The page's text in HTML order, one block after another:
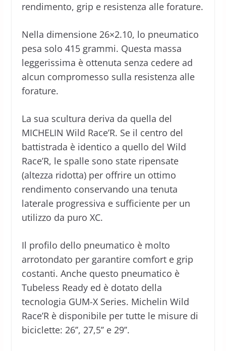
rendimento, grip e resistenza alle forature.
Nella dimensione 26×2.10, lo pneumatico
pesa solo 415 grammi. Questa massa
leggerissima è ottenuta senza cedere ad
alcun compromesso sulla resistenza alle
forature.
La sua scultura deriva da quella del
MICHELIN Wild Race’R. Se il centro del
battistrada è identico a quello del Wild
Race’R, le spalle sono state ripensate
(altezza ridotta) per offrire un ottimo
rendimento conservando una tenuta
laterale progressiva e sufficiente per un
utilizzo da puro XC.
Il profilo dello pneumatico è molto
arrotondato per garantire comfort e grip
costanti. Anche questo pneumatico è
Tubeless Ready ed è dotato della
tecnologia GUM-X Series. Michelin Wild
Race’R è disponibile per tutte le misure di
biciclette: 26’’, 27,5’’ e 29’’.